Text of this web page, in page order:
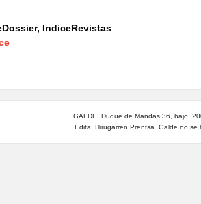
, IndiceRevistas
GALDE: Duque de Mandas 36, bajo.
Edita: Hirugarren Prentsa. Galde no